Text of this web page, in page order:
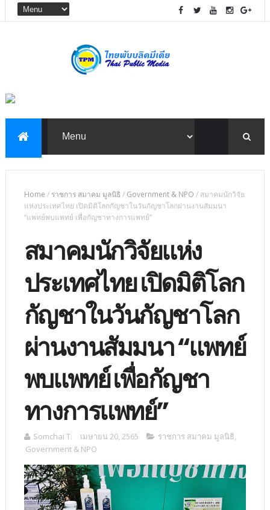
Home / ราชการ สมาคม มูลนิธิ / Government & NPO / สมาคมนักวิจัย
แห่งประเทศไทย เปิดมิติโลกกัญชาในวันกัญชาโลกผ่านงานสัมมนา
“แพทย์พบแพทย์ เพื่อกัญชาทางการแพทย์”
สมาคมนักวิจัยแห่ง
ประเทศไทย เปิดมิติโลก
กัญชาในวันกัญชาโลก
ผ่านงานสัมมนา “แพทย์
พบแพทย์ เพื่อกัญชา
ทางการแพทย์”
Somchai T. เมษายน 20, 2565 ราชการ สมาคม มูลนิธิ,
Government & NPO